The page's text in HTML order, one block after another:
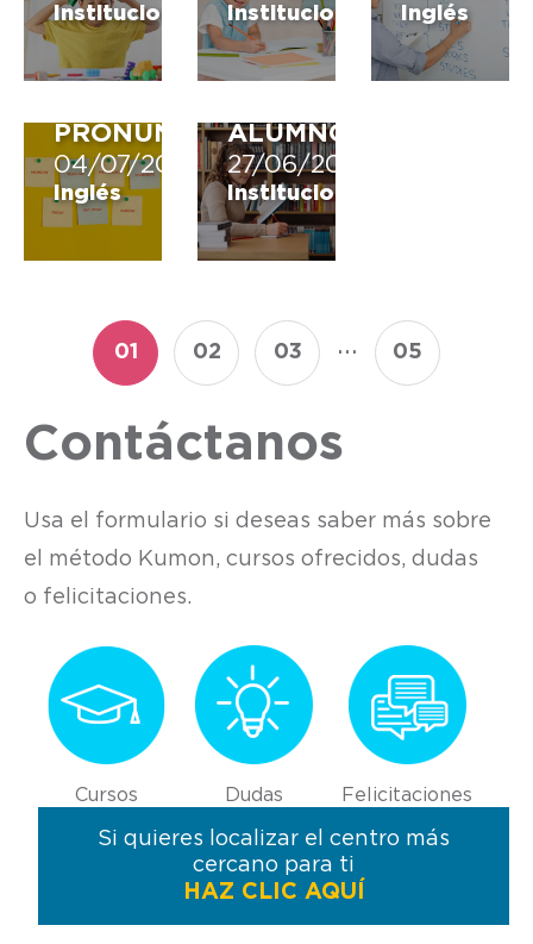
Institucional Institucional Inglés
¿CUÁLES
SON
Y
PRONUNCIARLOS?
04/07/2022
Inglés
TAN
IMPORTANTE
PARA
ALUMNO?
27/06/2022
Institucional
01 02 03 ... 05
Contáctanos
Usa el formulario si deseas saber más sobre
el método Kumon, cursos ofrecidos, dudas
o felicitaciones.
Cursos Dudas Felicitaciones
Si quieres localizar el centro más
cercano para ti
HAZ CLIC AQUÍ